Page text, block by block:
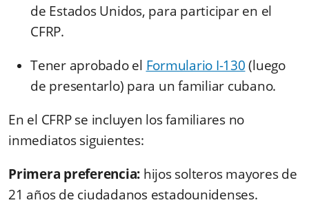
de Estados Unidos, para participar en el
CFRP.
Tener aprobado el Formulario I-130(luego
de presentarlo) para un familiar cubano.
En el CFRP se incluyen los familiares no
inmediatos siguientes:
Primera preferencia: hijos solteros mayores de
21 años de ciudadanos estadounidenses.